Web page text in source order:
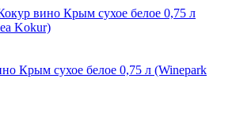
Крым сухое белое 0,75 л (Winepark